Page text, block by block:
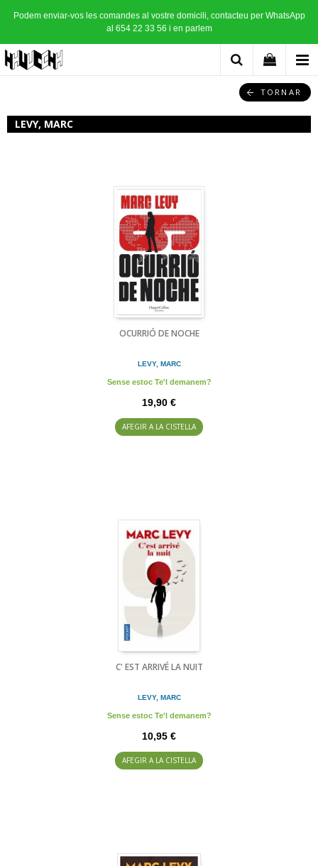
Podem enviar-vos les comandes al vostre domicili, contacteu per WhatsApp
al 654 22 33 56 i en parlem
TORNAR
LEVY, MARC
OCURRIÓ DE NOCHE
LEVY, MARC
Sense estoc Te'l demanem?
19,90 €
AFEGIR A LA CISTELLA
C' EST ARRIVÉ LA NUIT
LEVY, MARC
Sense estoc Te'l demanem?
10,95 €
AFEGIR A LA CISTELLA